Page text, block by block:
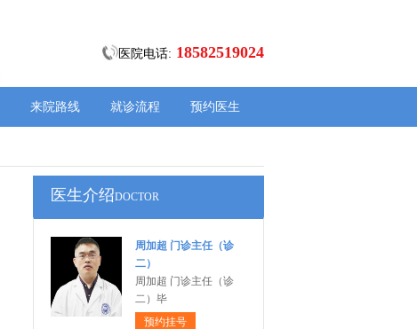
医院电话: 18582519024
来院路线 就诊流程 预约医生
医生介绍DOCTOR
周加超 门诊主任（诊
二）
周加超 门诊主任（诊
二）毕
预约挂号